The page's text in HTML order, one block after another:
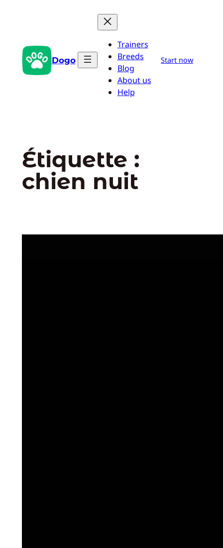
Dogo
Trainers
Breeds
Blog
About us
Help
Start now
Étiquette :
chien nuit